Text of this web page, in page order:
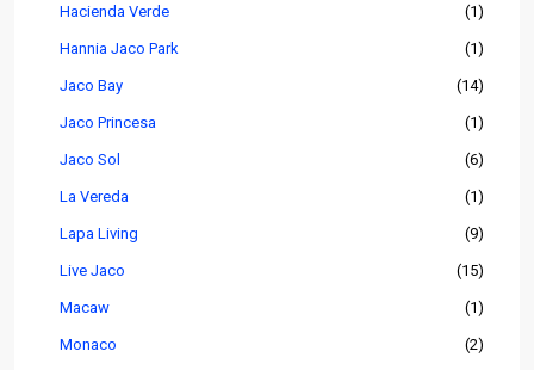
Hacienda Verde (1)
Hannia Jaco Park (1)
Jaco Bay (14)
Jaco Princesa (1)
Jaco Sol (6)
La Vereda (1)
Lapa Living (9)
Live Jaco (15)
Macaw (1)
Monaco (2)